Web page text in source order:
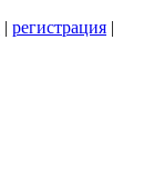
| регистрация |